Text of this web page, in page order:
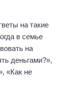
на такие
в семье
на
деньгами?»,
«Как не